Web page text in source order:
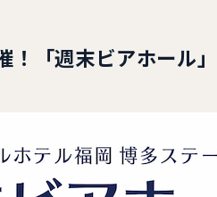
「週末ビアホール」